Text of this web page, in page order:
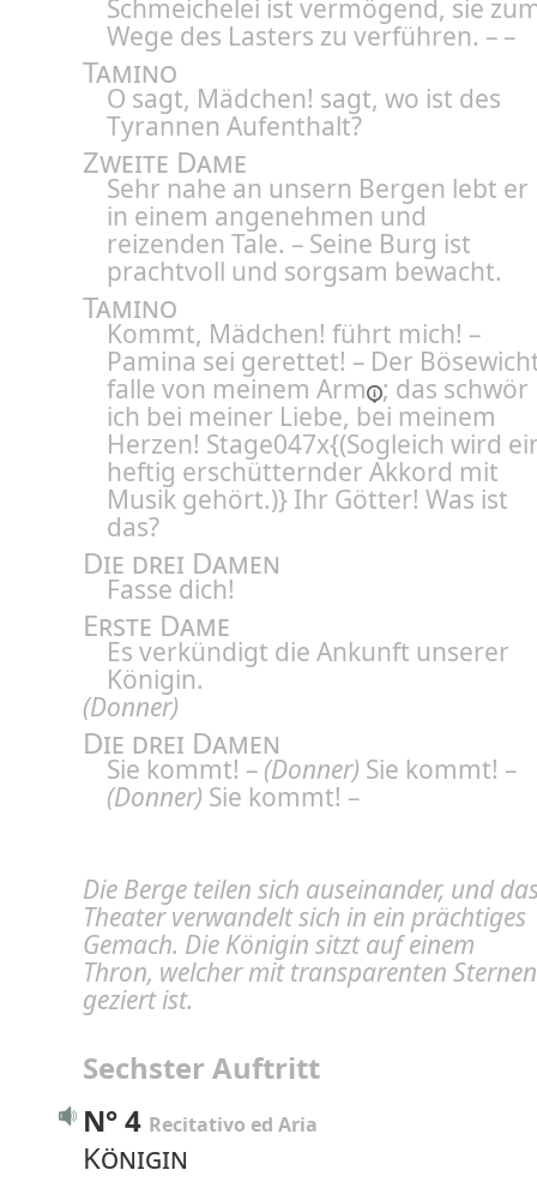
Schmeichelei ist vermögend, sie
Wege des Lasters zu verführen. – –
Tamino
O sagt, Mädchen! sagt, wo ist des
Tyrannen Aufenthalt?
Zweite Dame
Sehr nahe an unsern Bergen lebt er
in einem angenehmen und
reizenden Tale. – Seine Burg ist
prachtvoll und sorgsam bewacht.
Tamino
Kommt, Mädchen! führt mich! –
Pamina sei gerettet! – Der
falle von meinem Arm ; das schwör
ich bei meiner Liebe, bei meinem
Herzen! Stage047x{(Sogleich wird
heftig erschütternder Akkord mit
Musik gehört.)} Ihr Götter! Was ist
das?
Die drei Damen
Fasse dich!
Erste Dame
Es verkündigt die Ankunft unserer
Königin.
(Donner)
Die drei Damen
Sie kommt! – (Donner) Sie kommt! –
(Donner) Sie kommt! –
Die Berge teilen sich auseinander, und
Theater verwandelt sich in ein prächtiges
Gemach. Die Königin sitzt auf einem
Thron, welcher mit transparenten Sternen
geziert ist.
Sechster Auftritt
N° 4 Recitativo ed Aria
Königin